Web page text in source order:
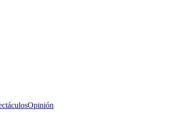
Opinión